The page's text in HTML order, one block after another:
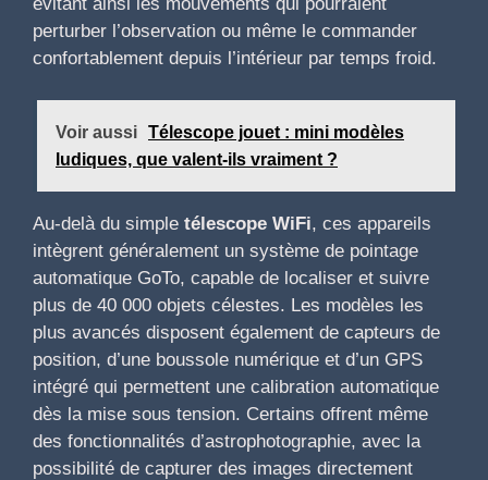
évitant ainsi les mouvements qui pourraient
perturber l’observation ou même le commander
confortablement depuis l’intérieur par temps froid.
Voir aussi Télescope jouet : mini modèles
ludiques, que valent-ils vraiment ?
Au-delà du simple télescope WiFi, ces appareils
intègrent généralement un système de pointage
automatique GoTo, capable de localiser et suivre
plus de 40 000 objets célestes. Les modèles les
plus avancés disposent également de capteurs de
position, d’une boussole numérique et d’un GPS
intégré qui permettent une calibration automatique
dès la mise sous tension. Certains offrent même
des fonctionnalités d’astrophotographie, avec la
possibilité de capturer des images directement